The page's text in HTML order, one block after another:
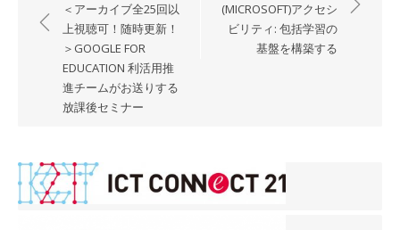
ン
＜アーカイブ全25回以
上視聴可！随時更新！
＞GOOGLE FOR
EDUCATION 利活用推
進チームがお送りする
放課後セミナー
(MICROSOFT)アクセシ
ビリティ: 包括学習の
基盤を構築する